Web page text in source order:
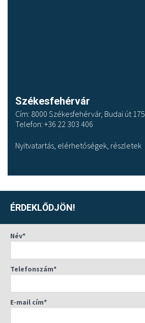
Székesfehérvár
Cím: 8000 Székesfehérvár, Budai út 175
Telefon: +36 22 303 406
Nyitvatartás, elérhetőségek, részletek
ÉRDEKLŐDJÖN!
Név*
Telefonszám*
E-mail cím*